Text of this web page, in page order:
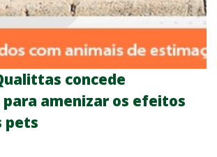
concede
amenizar os efeitos
pets